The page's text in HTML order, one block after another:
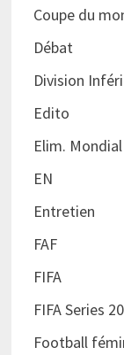
Coupe du
Débat
Division
Edito
Elim.
EN
Entretien
FAF
FIFA
FIFA Series
Football